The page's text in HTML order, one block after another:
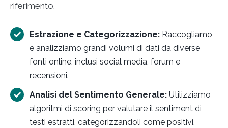
riferimento.
Estrazione e Categorizzazione: Raccogliamo
e analizziamo grandi volumi di dati da diverse
fonti online, inclusi social media, forum e
recensioni.
Analisi del Sentimento Generale: Utilizziamo
algoritmi di scoring per valutare il sentiment di
testi estratti, categorizzandoli come positivi,